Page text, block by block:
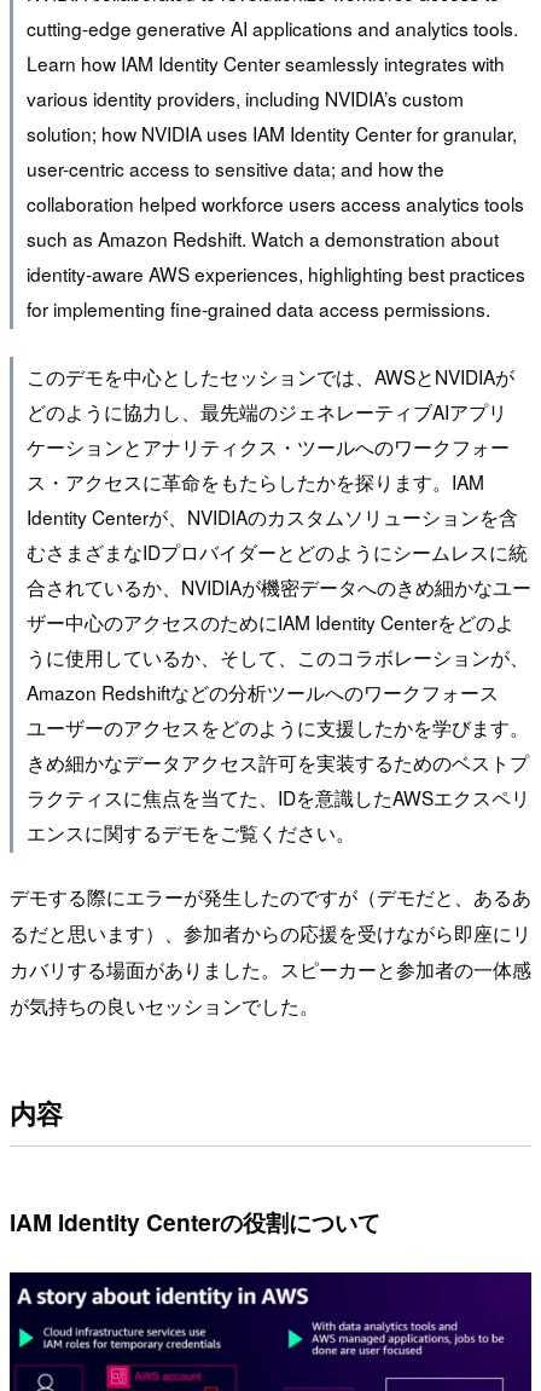
cutting-edge generative AI applications and analytics tools.
Learn how IAM Identity Center seamlessly integrates with
various identity providers, including NVIDIA’s custom
solution; how NVIDIA uses IAM Identity Center for granular,
user-centric access to sensitive data; and how the
collaboration helped workforce users access analytics tools
such as Amazon Redshift. Watch a demonstration about
identity-aware AWS experiences, highlighting best practices
for implementing fine-grained data access permissions.
このデモを中心としたセッションでは、AWSとNVIDIAが
どのように協力し、最先端のジェネレーティブAIアプリ
ケーションとアナリティクス・ツールへのワークフォー
ス・アクセスに革命をもたらしたかを探ります。IAM
Identity Centerが、NVIDIAのカスタムソリューションを含
むさまざまなIDプロバイダーとどのようにシームレスに統
合されているか、NVIDIAが機密データへのきめ細かなユー
ザー中心のアクセスのためにIAM Identity Centerをどのよ
うに使用しているか、そして、このコラボレーションが、
Amazon Redshiftなどの分析ツールへのワークフォース
ユーザーのアクセスをどのように支援したかを学びます。
きめ細かなデータアクセス許可を実装するためのベストプ
ラクティスに焦点を当てた、IDを意識したAWSエクスペリ
エンスに関するデモをご覧ください。
デモする際にエラーが発生したのですが（デモだと、あるあ
るだと思います）、参加者からの応援を受けながら即座にリ
カバリする場面がありました。スピーカーと参加者の一体感
が気持ちの良いセッションでした。
内容
IAM Identity Centerの役割について